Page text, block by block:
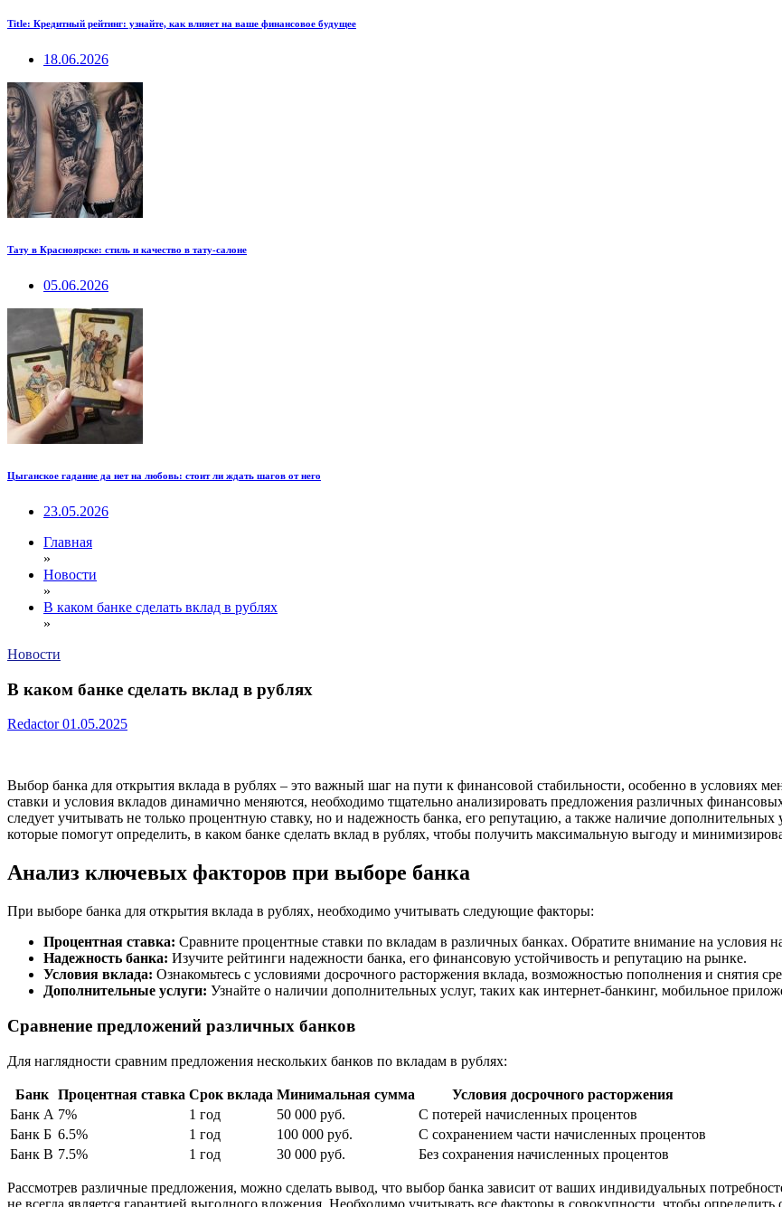
Title: Кредитный рейтинг: узнайте, как влияет на ваше финансовое будущее
18.06.2026
Тату в Красноярске: стиль и качество в тату-салоне
05.06.2026
Цыганское гадание да нет на любовь: стоит ли ждать шагов от него
23.05.2026
Главная
»
Новости
»
В каком банке сделать вклад в рублях
»
Новости
В каком банке сделать вклад в рублях
Redactor 01.05.2025
Выбор банка для открытия вклада в рублях – это важный шаг на пути к финансовой стабильности, особенно в условиях
ставки и условия вкладов динамично меняются, необходимо тщательно анализировать предложения различных
следует учитывать не только процентную ставку, но и надежность банка, его репутацию, а также наличие
которые помогут определить, в каком банке сделать вклад в рублях, чтобы получить максимальную выгоду и
Анализ ключевых факторов при выборе банка
При выборе банка для открытия вклада в рублях, необходимо учитывать следующие факторы:
Процентная ставка: Сравните процентные ставки по вкладам в различных банках. Обратите внимание на условия
Надежность банка: Изучите рейтинги надежности банка, его финансовую устойчивость и репутацию на рынке.
Условия вклада: Ознакомьтесь с условиями досрочного расторжения вклада, возможностью пополнения и снятия
Дополнительные услуги: Узнайте о наличии дополнительных услуг, таких как интернет-банкинг, мобильное
Сравнение предложений различных банков
Для наглядности сравним предложения нескольких банков по вкладам в рублях:
Банк Процентная ставка Срок вклада Минимальная сумма
Условия досрочного расторжения
Банк А 7% 1 год 50 000 руб.
С потерей начисленных процентов
Банк Б 6.5% 1 год 100 000 руб.
С сохранением части начисленных процентов
Банк В 7.5% 1 год 30 000 руб. Без сохранения начисленных процентов
Рассмотрев различные предложения, можно сделать вывод, что выбор банка зависит от ваших индивидуальных
не всегда является гарантией выгодного вложения. Необходимо учитывать все факторы в совокупности, чтобы